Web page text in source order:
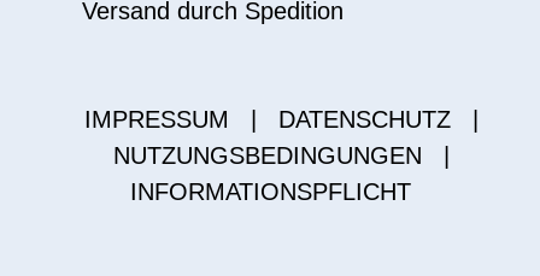
Versand durch Spedition
IMPRESSUM DATENSCHUTZ
NUTZUNGSBEDINGUNGEN
INFORMATIONSPFLICHT